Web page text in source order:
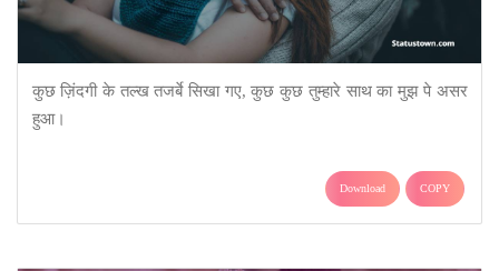
कुछ ज़िंदगी के तल्ख तजर्बे सिखा गए, कुछ कुछ तुम्हारे साथ का मुझ पे असर
हुआ।
Download COPY